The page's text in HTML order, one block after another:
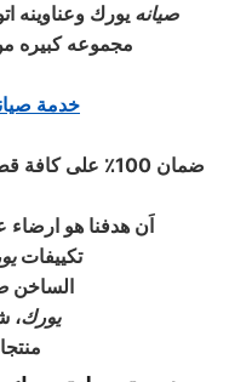
صيانه يورك وعناوينه
مجموعه كبيره
خدمة
ضمان 100٪ على
اَن هدفنا هو
تكييفات
الساخن
يورك،